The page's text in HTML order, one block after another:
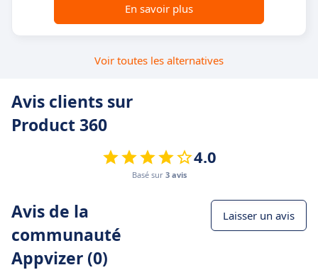
En savoir plus
Voir toutes les alternatives
Avis clients sur
Product 360
4.0
Basé sur 3 avis
Avis de la
communauté
Appvizer (0)
Laisser un avis